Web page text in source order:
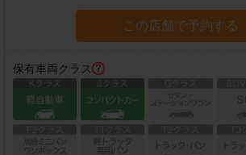
この店舗で予約する
保有車両クラス